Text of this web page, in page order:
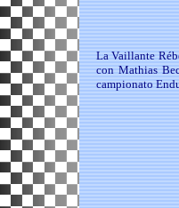
La Vaillante
con Mathias
campionato